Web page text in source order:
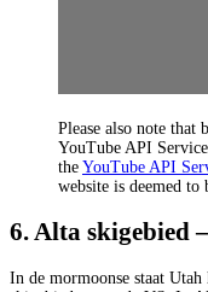
Please also note that
YouTube API
the YouTube API
website is deemed to
6. Alta skigebied
In de mormoonse staat Utah